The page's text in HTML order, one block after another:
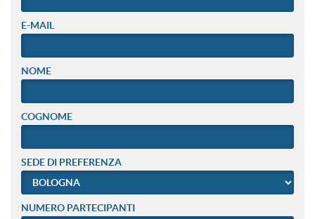
E-MAIL
NOME
COGNOME
SEDE DI PREFERENZA
NUMERO PARTECIPANTI